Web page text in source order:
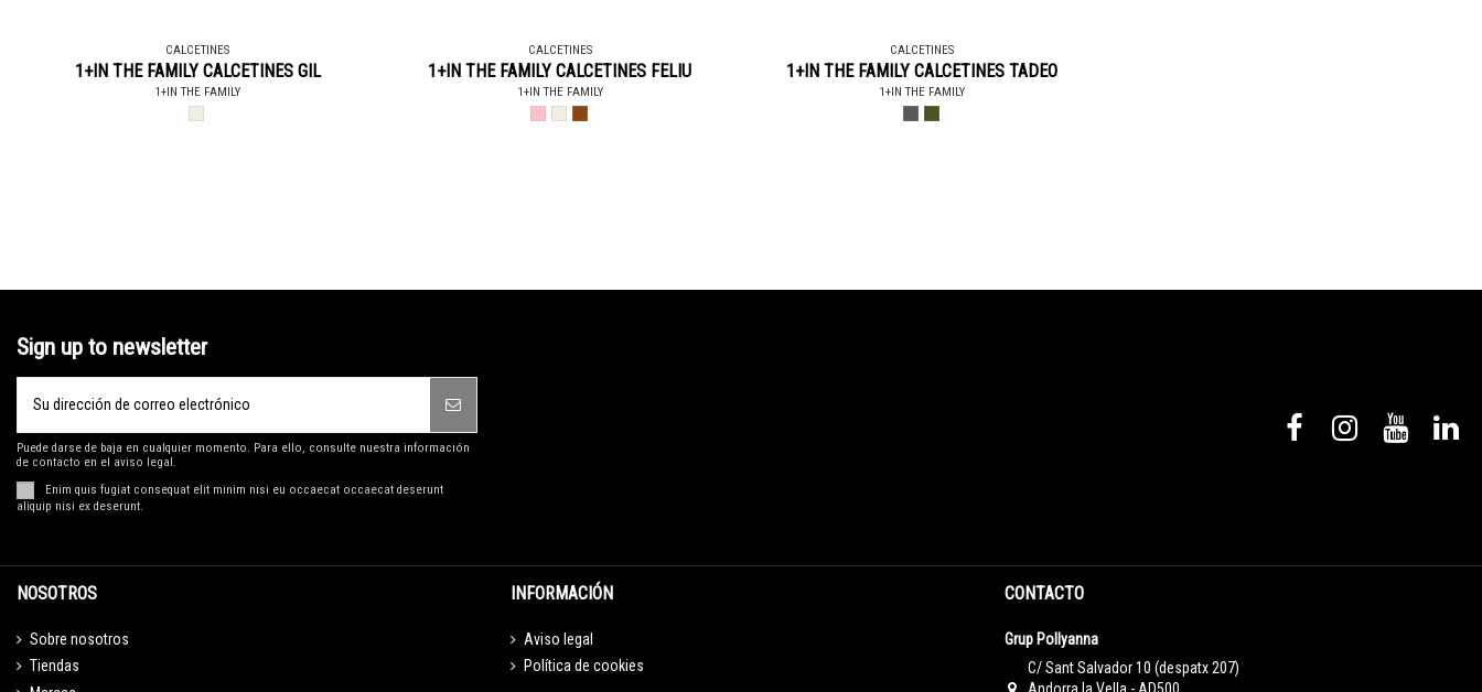
CALCETINES
1+IN THE FAMILY CALCETINES GIL
1+IN THE FAMILY
CALCETINES
1+IN THE FAMILY CALCETINES FELIU
1+IN THE FAMILY
CALCETINES
1+IN THE FAMILY CALCETINES TADEO
1+IN THE FAMILY
Sign up to newsletter
Puede darse de baja en cualquier momento. Para ello, consulte nuestra información
de contacto en el aviso legal.
Enim quis fugiat consequat elit minim nisi eu occaecat occaecat deserunt
aliquip nisi ex deserunt.
NOSOTROS
Sobre nosotros
Tiendas
INFORMACIÓN
Aviso legal
Política de cookies
CONTACTO
Grup Pollyanna
C/ Sant Salvador 10 (despatx 207)
Andorra la Vella - AD500